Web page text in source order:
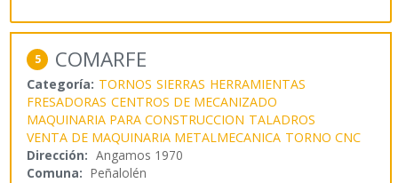
5 COMARFE
Categoría: TORNOS SIERRAS HERRAMIENTAS
FRESADORAS CENTROS DE MECANIZADO
MAQUINARIA PARA CONSTRUCCION TALADROS
VENTA DE MAQUINARIA METALMECANICA TORNO CNC
Dirección: Angamos 1970
Comuna: Peñalolén